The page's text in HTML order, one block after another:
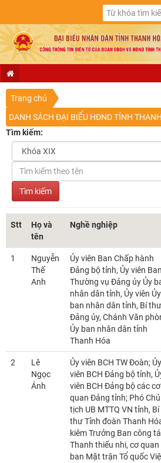
Trang chủ
DANH SÁCH ĐẠI BIỂU HĐND TỈNH
Tìm kiếm:
Stt
Họ và
tên
Nghề nghiệp
1
Nguyễn
Thế
Anh
Ủy viên Ban Chấp hành
Đảng bộ tỉnh, Ủy viên Ban
Thường vụ Đảng ủy Ủy
nhân dân tỉnh, Ủy viên Ủy
ban nhân dân tỉnh, Bí thư
Đảng ủy, Chánh Văn
Ủy ban nhân dân tỉnh
Thanh Hóa
2
Lê
Ngọc
Ánh
Ủy viên BCH TW Đoàn; Ủy
viên BCH Đảng bộ tỉnh,
viên BCH Đảng bộ các cơ
quan Đảng tỉnh; Phó Chủ
tịch UB MTTQ VN tỉnh, Bí
thư Tỉnh đoàn Thanh
kiêm Trưởng Ban công
Thanh thiếu nhi, cơ quan
ban Mặt trận Tổ quốc